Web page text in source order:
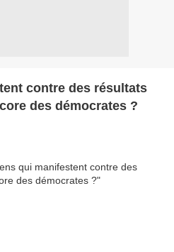
contre des résultats
des démocrates ?